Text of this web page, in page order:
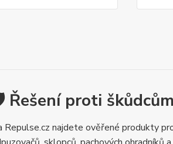
Řešení proti
Repulse.cz najdete ověřené produkty